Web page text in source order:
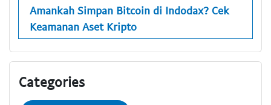
Amankah Simpan Bitcoin di Indodax? Cek
Keamanan Aset Kripto
Categories